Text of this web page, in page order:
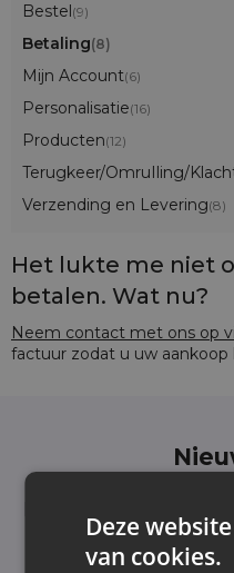
Bestel(9)
Betaling(8)
Mijn Account(6)
Personalisatie(16)
Producten(12)
Terugkeer/OmruIling/
Verzending en Levering(8)
Het lukte me niet
betalen. Wat nu?
Neem contact met ons op
factuur zodat u uw aankoop
hoogte van het
Wij informeren en
onnodige spam.
Deze
van cookies.